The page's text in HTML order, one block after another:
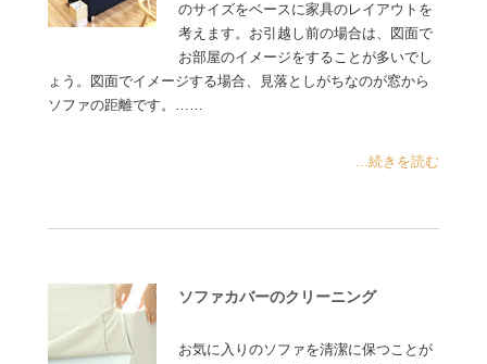
のサイズをベースに家具のレイアウトを
考えます。お引越し前の場合は、図面で
お部屋のイメージをすることが多いでし
ょう。図面でイメージする場合、見落としがちなのが窓から
ソファの距離です。……
...続きを読む
ソファカバーのクリーニング
お気に入りのソファを清潔に保つことが